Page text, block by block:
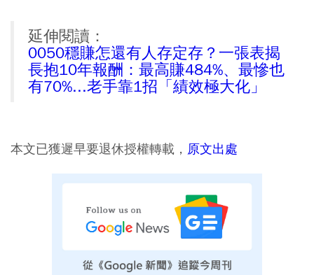
延伸閱讀：
0050穩賺怎還有人存定存？一張表揭
長抱10年報酬：最高賺484%、最慘也
有70%...老手靠1招「績效極大化」
本文已獲遲早要退休授權轉載， 原文出處